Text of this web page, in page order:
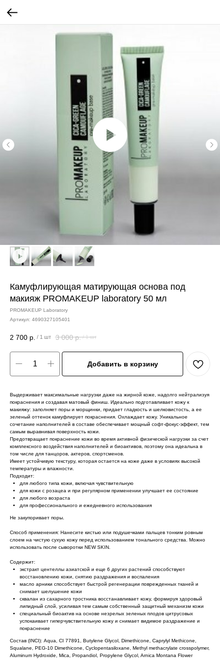
Камуфлирующая матирующая основа под
макияж PROMAKEUP laboratory 50 мл
PROMAKEUP Laboratory
Артикул: 4690327105401
2 700 р. / 1 шт 3 000 р. / 1 шт
Добавить в корзину
Выдерживает максимальные нагрузки даже на жирной коже, надолго нейтрализуя
покраснения и создавая матовый финиш. Идеально подготавливает кожу к
макияжу: заполняет поры и морщинки, придает гладкость и шелковистость, а ее
зеленый оттенок камуфлирует покраснения. Охлаждает кожу. Уникальное
сочетание наполнителей в составе обеспечивает мощный софт-фокус-эффект, тем
самым выравнивая поверхность кожи.
Предотвращает покраснение кожи во время активной физической нагрузки за счет
комплексного воздействия наполнителей и биоактивов, поэтому она идеальна в
том числе для танцоров, актеров, спортсменов.
Имеет устойчивую текстуру, которая остается на коже даже в условиях высокой
температуры и влажности.
Подходит:
для любого типа кожи, включая чувствительную
для кожи с розацеа и при регулярном применении улучшает ее состояние
для любого возраста
для профессионального и ежедневного использования
Не закупоривает поры.
Способ применения: Нанесите кистью или подушечками пальцев тонким ровным
слоем на чистую сухую кожу перед использованием тонального средства. Можно
использовать после сыворотки NEW SKIN.
Содержит:
экстракт центеллы азиатской и еще 6 других растений способствуют
восстановлению кожи, снятию раздражения и воспаления
масло арники способствует быстрой регенерации поврежденных тканей и
снимает шелушение кожи
сквалан из сахарного тростника восстанавливает кожу, формируя здоровый
липидный слой, усиливая тем самым собственный защитный механизм кожи
специальный биоактив на основе незрелых зеленых плодов цитрусовых
успокаивает гиперчувствительную кожу и снимает видимое раздражение и
покраснение
Состав (INCI): Aqua, CI 77891, Butylene Glycol, Dimethicone, Caprylyl Methicone,
Squalane, PEG-10 Dimethicone, Cyclopentasiloxane, Methyl methacrylate crosspolymer,
Aluminum Hydroxide, Mica, Propandiol, Propylene Glycol, Arnica Montana Flower